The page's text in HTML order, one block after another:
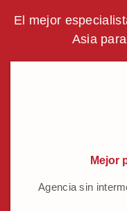
El mejor
Asia
Mejor
Agencia sin